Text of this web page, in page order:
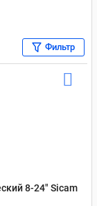
Фильтр
8-24" Sicam